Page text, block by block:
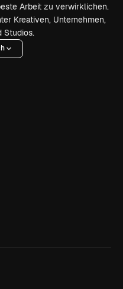
Arbeit zu verwirklichen.
Kreativen, Unternehmen,
Studios.